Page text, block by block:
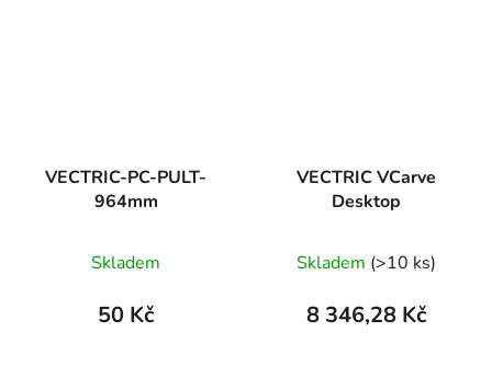
VECTRIC-PC-PULT-
964mm
Skladem
50 Kč
VECTRIC VCarve
Desktop
Skladem (>10 ks)
8 346,28 Kč